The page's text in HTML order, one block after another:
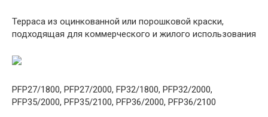
Терраса из оцинкованной или порошковой краски,
подходящая для коммерческого и жилого использования
PFP27/1800, PFP27/2000, FP32/1800, PFP32/2000,
PFP35/2000, PFP35/2100, PFP36/2000, PFP36/2100